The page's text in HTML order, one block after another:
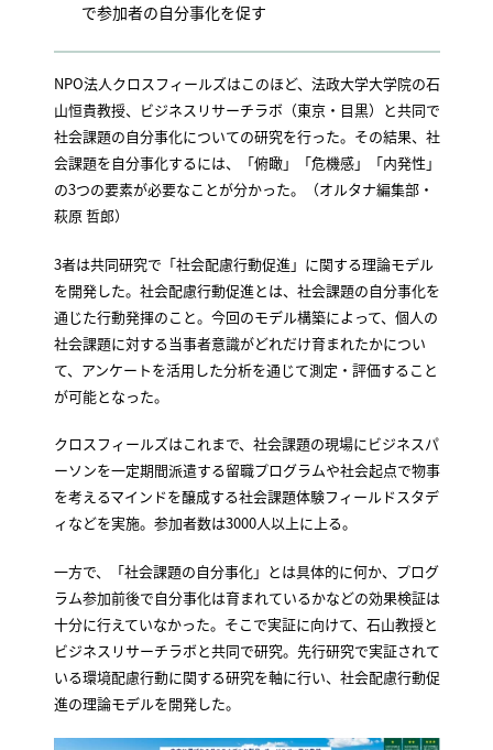
で参加者の自分事化を促す
NPO法人クロスフィールズはこのほど、法政大学大学院の石
山恒貴教授、ビジネスリサーチラボ（東京・目黒）と共同で
社会課題の自分事化についての研究を行った。その結果、社
会課題を自分事化するには、「俯瞰」「危機感」「内発性」
の3つの要素が必要なことが分かった。（オルタナ編集部・
萩原 哲郎）
3者は共同研究で「社会配慮行動促進」に関する理論モデル
を開発した。社会配慮行動促進とは、社会課題の自分事化を
通じた行動発揮のこと。今回のモデル構築によって、個人の
社会課題に対する当事者意識がどれだけ育まれたかについ
て、アンケートを活用した分析を通じて測定・評価すること
が可能となった。
クロスフィールズはこれまで、社会課題の現場にビジネスパ
ーソンを一定期間派遣する留職プログラムや社会起点で物事
を考えるマインドを醸成する社会課題体験フィールドスタデ
ィなどを実施。参加者数は3000人以上に上る。
一方で、「社会課題の自分事化」とは具体的に何か、プログ
ラム参加前後で自分事化は育まれているかなどの効果検証は
十分に行えていなかった。そこで実証に向けて、石山教授と
ビジネスリサーチラボと共同で研究。先行研究で実証されて
いる環境配慮行動に関する研究を軸に行い、社会配慮行動促
進の理論モデルを開発した。